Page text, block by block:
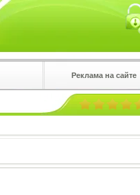
Реклама на сайте